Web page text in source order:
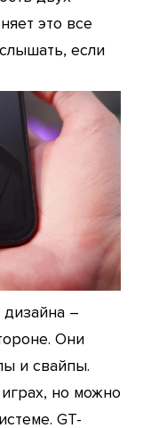
это все
если
–
Они
и свайпы.
но можно
GT-